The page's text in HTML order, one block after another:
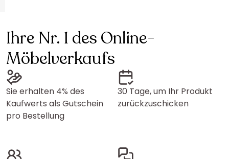
Ihre Nr. 1 des Online-
Möbelverkaufs
Sie erhalten 4% des
Kaufwerts als Gutschein
pro Bestellung
30 Tage, um Ihr Produkt
zurückzuschicken